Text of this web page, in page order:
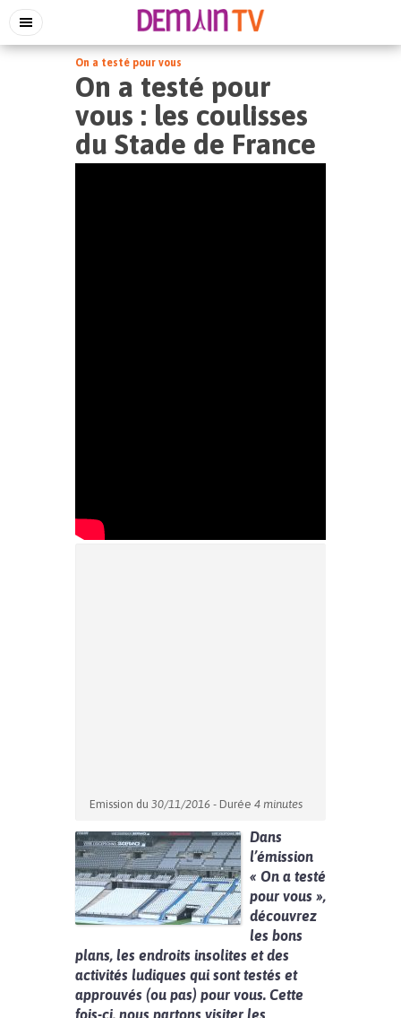
On a testé pour vous
On a testé pour
vous : les coulisses
du Stade de France
Emission du 30/11/2016 - Durée 4 minutes
Dans
l’émission
« On a testé
pour vous »,
découvrez
les bons
plans, les endroits insolites et des
activités ludiques qui sont testés et
approuvés (ou pas) pour vous. Cette
fois-ci, nous partons visiter les